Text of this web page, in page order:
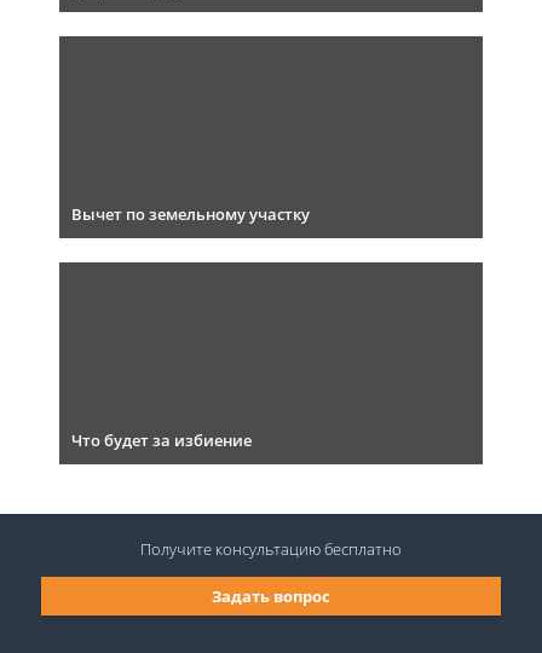
Вычет по земельному участку
Что будет за избиение
Задать вопрос
Получите консультациюбесплатно